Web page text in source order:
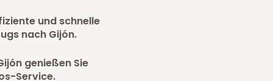
und schnelle
nach Gijón.
genießen Sie
Service.